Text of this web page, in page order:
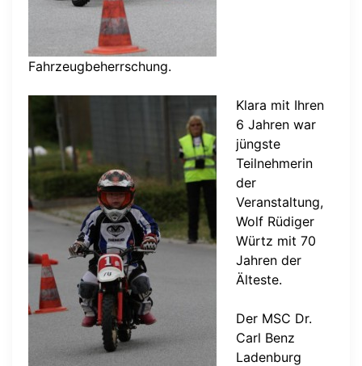
Fahrzeugbeherrschung.
Klara mit Ihren
6 Jahren war
jüngste
Teilnehmerin
der
Veranstaltung,
Wolf Rüdiger
Würtz mit 70
Jahren der
Älteste.
Der MSC Dr.
Carl Benz
Ladenburg